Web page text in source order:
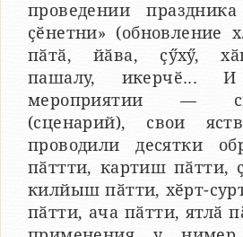
проведении
ҫӗнетни» (обновление
пӑтӑ, йӑва, ҫӳхӳ,
пашалу, икерчӗ...
мероприятии —
(сценарий), свои
проводили десятки
пӑттти, картиш пӑтти,
килйыш пӑтти, хӗрт-
пӑтти, ача пӑтти, ятлӑ